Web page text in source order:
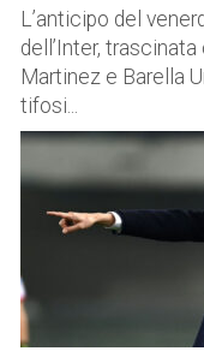
L’anticipo del
dell’Inter,
Martinez e Barella
tifosi...